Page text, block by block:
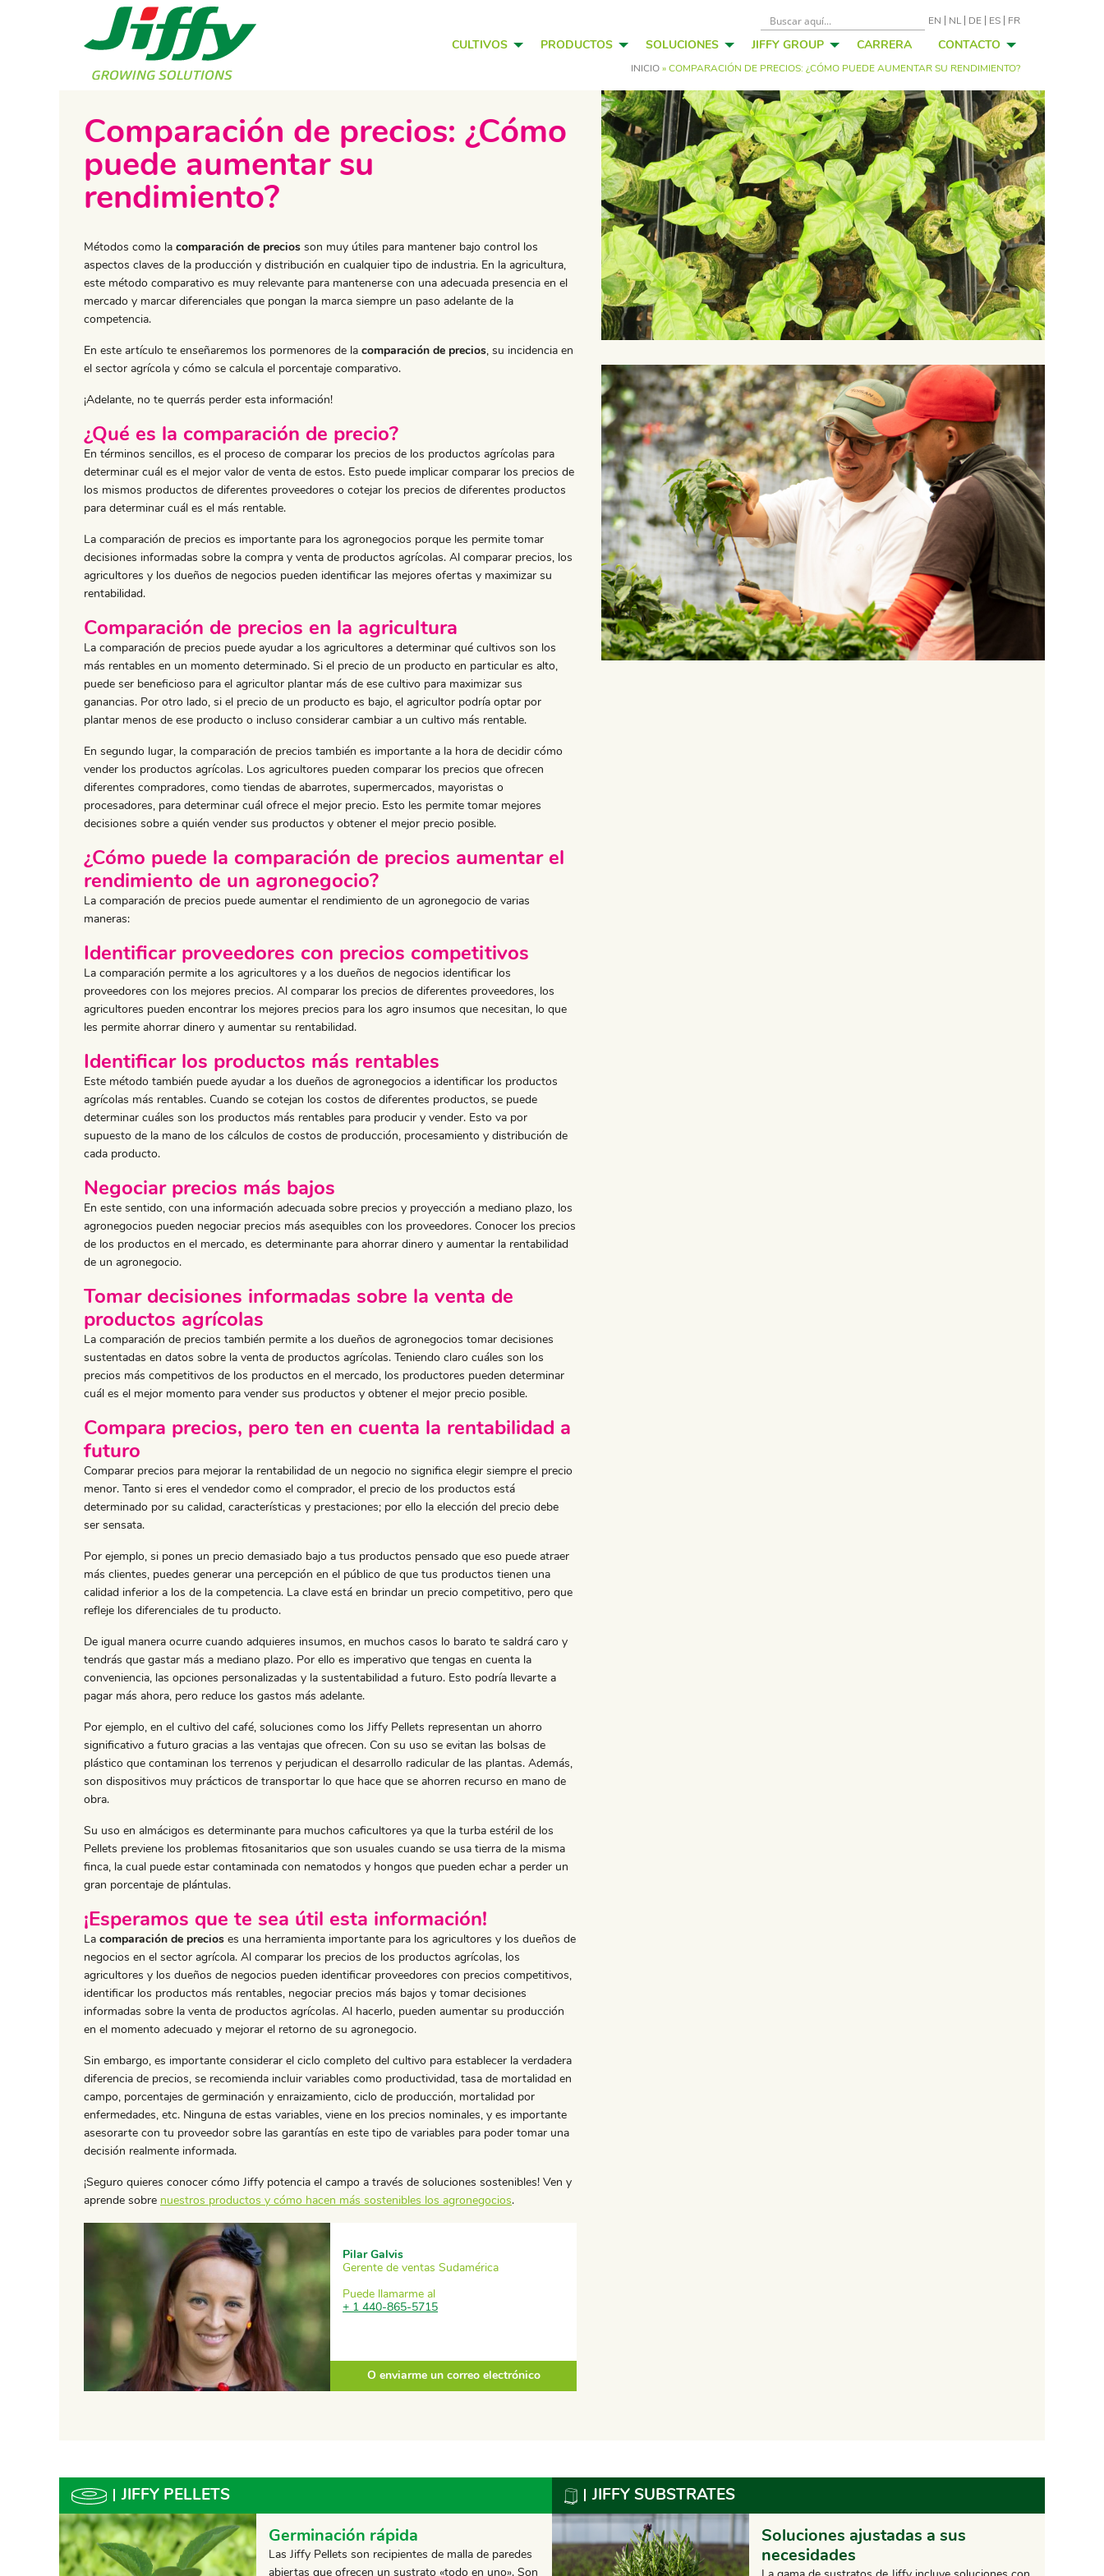
EN NL DE ES FR
CULTIVOS PRODUCTOS SOLUCIONES JIFFY GROUP CARRERA CONTACTO
INICIO»COMPARACIÓN DE PRECIOS: ¿CÓMO PUEDE AUMENTAR SU RENDIMIENTO?
Comparación de precios: ¿Cómo
puede aumentar su
rendimiento?
Métodos como la comparación de precios son muy útiles para mantener bajo control los
aspectos claves de la producción y distribución en cualquier tipo de industria. En la agricultura,
este método comparativo es muy relevante para mantenerse con una adecuada presencia en el
mercado y marcar diferenciales que pongan la marca siempre un paso adelante de la
competencia.
En este artículo te enseñaremos los pormenores de la comparación de precios, su incidencia en
el sector agrícola y cómo se calcula el porcentaje comparativo.
¡Adelante, no te querrás perder esta información!
¿Qué es la comparación de precio?
En términos sencillos, es el proceso de comparar los precios de los productos agrícolas para
determinar cuál es el mejor valor de venta de estos. Esto puede implicar comparar los precios de
los mismos productos de diferentes proveedores o cotejar los precios de diferentes productos
para determinar cuál es el más rentable.
La comparación de precios es importante para los agronegocios porque les permite tomar
decisiones informadas sobre la compra y venta de productos agrícolas. Al comparar precios, los
agricultores y los dueños de negocios pueden identificar las mejores ofertas y maximizar su
rentabilidad.
Comparación de precios en la agricultura
La comparación de precios puede ayudar a los agricultores a determinar qué cultivos son los
más rentables en un momento determinado. Si el precio de un producto en particular es alto,
puede ser beneficioso para el agricultor plantar más de ese cultivo para maximizar sus
ganancias. Por otro lado, si el precio de un producto es bajo, el agricultor podría optar por
plantar menos de ese producto o incluso considerar cambiar a un cultivo más rentable.
En segundo lugar, la comparación de precios también es importante a la hora de decidir cómo
vender los productos agrícolas. Los agricultores pueden comparar los precios que ofrecen
diferentes compradores, como tiendas de abarrotes, supermercados, mayoristas o
procesadores, para determinar cuál ofrece el mejor precio. Esto les permite tomar mejores
decisiones sobre a quién vender sus productos y obtener el mejor precio posible.
¿Cómo puede la comparación de precios aumentar el
rendimiento de un agronegocio?
La comparación de precios puede aumentar el rendimiento de un agronegocio de varias
maneras:
Identificar proveedores con precios competitivos
La comparación permite a los agricultores y a los dueños de negocios identificar los
proveedores con los mejores precios. Al comparar los precios de diferentes proveedores, los
agricultores pueden encontrar los mejores precios para los agro insumos que necesitan, lo que
les permite ahorrar dinero y aumentar su rentabilidad.
Identificar los productos más rentables
Este método también puede ayudar a los dueños de agronegocios a identificar los productos
agrícolas más rentables. Cuando se cotejan los costos de diferentes productos, se puede
determinar cuáles son los productos más rentables para producir y vender. Esto va por
supuesto de la mano de los cálculos de costos de producción, procesamiento y distribución de
cada producto.
Negociar precios más bajos
En este sentido, con una información adecuada sobre precios y proyección a mediano plazo, los
agronegocios pueden negociar precios más asequibles con los proveedores. Conocer los precios
de los productos en el mercado, es determinante para ahorrar dinero y aumentar la rentabilidad
de un agronegocio.
Tomar decisiones informadas sobre la venta de
productos agrícolas
La comparación de precios también permite a los dueños de agronegocios tomar decisiones
sustentadas en datos sobre la venta de productos agrícolas. Teniendo claro cuáles son los
precios más competitivos de los productos en el mercado, los productores pueden determinar
cuál es el mejor momento para vender sus productos y obtener el mejor precio posible.
Compara precios, pero ten en cuenta la rentabilidad a
futuro
Comparar precios para mejorar la rentabilidad de un negocio no significa elegir siempre el precio
menor. Tanto si eres el vendedor como el comprador, el precio de los productos está
determinado por su calidad, características y prestaciones; por ello la elección del precio debe
ser sensata.
Por ejemplo, si pones un precio demasiado bajo a tus productos pensado que eso puede atraer
más clientes, puedes generar una percepción en el público de que tus productos tienen una
calidad inferior a los de la competencia. La clave está en brindar un precio competitivo, pero que
refleje los diferenciales de tu producto.
De igual manera ocurre cuando adquieres insumos, en muchos casos lo barato te saldrá caro y
tendrás que gastar más a mediano plazo. Por ello es imperativo que tengas en cuenta la
conveniencia, las opciones personalizadas y la sustentabilidad a futuro. Esto podría llevarte a
pagar más ahora, pero reduce los gastos más adelante.
Por ejemplo, en el cultivo del café, soluciones como los Jiffy Pellets representan un ahorro
significativo a futuro gracias a las ventajas que ofrecen. Con su uso se evitan las bolsas de
plástico que contaminan los terrenos y perjudican el desarrollo radicular de las plantas. Además,
son dispositivos muy prácticos de transportar lo que hace que se ahorren recurso en mano de
obra.
Su uso en almácigos es determinante para muchos caficultores ya que la turba estéril de los
Pellets previene los problemas fitosanitarios que son usuales cuando se usa tierra de la misma
finca, la cual puede estar contaminada con nematodos y hongos que pueden echar a perder un
gran porcentaje de plántulas.
¡Esperamos que te sea útil esta información!
La comparación de precios es una herramienta importante para los agricultores y los dueños de
negocios en el sector agrícola. Al comparar los precios de los productos agrícolas, los
agricultores y los dueños de negocios pueden identificar proveedores con precios competitivos,
identificar los productos más rentables, negociar precios más bajos y tomar decisiones
informadas sobre la venta de productos agrícolas. Al hacerlo, pueden aumentar su producción
en el momento adecuado y mejorar el retorno de su agronegocio.
Sin embargo, es importante considerar el ciclo completo del cultivo para establecer la verdadera
diferencia de precios, se recomienda incluir variables como productividad, tasa de mortalidad en
campo, porcentajes de germinación y enraizamiento, ciclo de producción, mortalidad por
enfermedades, etc. Ninguna de estas variables, viene en los precios nominales, y es importante
asesorarte con tu proveedor sobre las garantías en este tipo de variables para poder tomar una
decisión realmente informada.
¡Seguro quieres conocer cómo Jiffy potencia el campo a través de soluciones sostenibles! Ven y
aprende sobre nuestros productos y cómo hacen más sostenibles los agronegocios.
Pilar Galvis
Gerente de ventas Sudamérica
Puede llamarme al
+ 1 440-865-5715
O enviarme un correo electrónico
JIFFY PELLETS
Germinación rápida
Las Jiffy Pellets son recipientes de malla de paredes
abiertas que ofrecen un sustrato «todo en uno». Son
JIFFY SUBSTRATES
Soluciones ajustadas a sus
necesidades